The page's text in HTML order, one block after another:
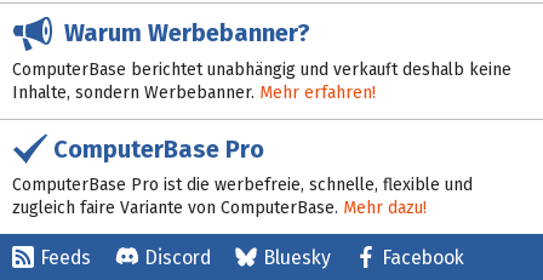
Warum Werbebanner?
ComputerBase berichtet unabhängig und verkauft deshalb keine
Inhalte, sondern Werbebanner. Mehr erfahren!
ComputerBase Pro
ComputerBase Pro ist die werbefreie, schnelle, flexible und
zugleich faire Variante von ComputerBase. Mehr dazu!
Feeds Discord Bluesky Facebook